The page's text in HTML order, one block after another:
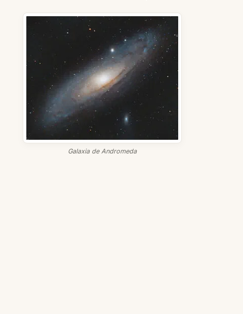
Galaxia de Andromeda